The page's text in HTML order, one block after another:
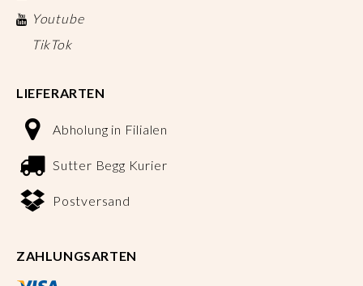
Youtube
TikTok
LIEFERARTEN
Abholung in Filialen
Sutter Begg Kurier
Postversand
ZAHLUNGSARTEN